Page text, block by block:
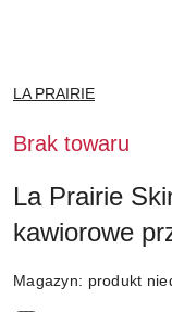
NAZWA
PRODUCENTA:
LA PRAIRIE
Brak towaru
La Prairie
kawiorowe
Magazyn: produkt